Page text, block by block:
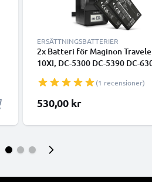
ERSÄTTNINGSBATTERIER
2x Batteri för Maginon
10XI, DC-5300 DC-5390 DC-
+ Laddare från CELLONIC
(1 recensioner)
530,00 kr